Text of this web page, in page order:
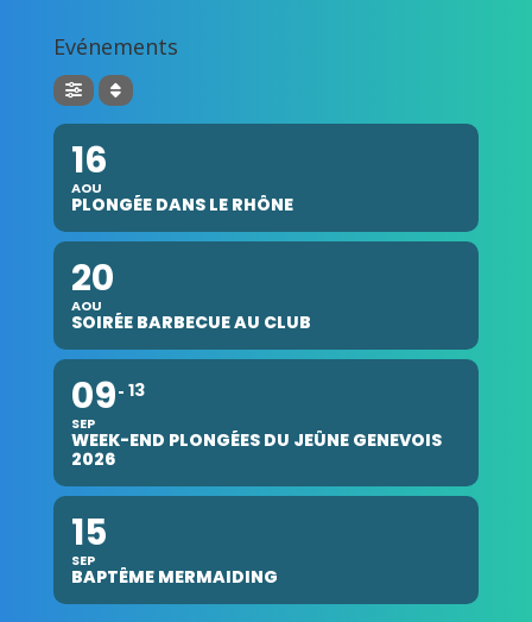
Evénements
16
AOU
PLONGÉE DANS LE RHÔNE
20
AOU
SOIRÉE BARBECUE AU CLUB
09
SEP
13
WEEK-END PLONGÉES DU JEÛNE GENEVOIS
2026
15
SEP
BAPTÊME MERMAIDING